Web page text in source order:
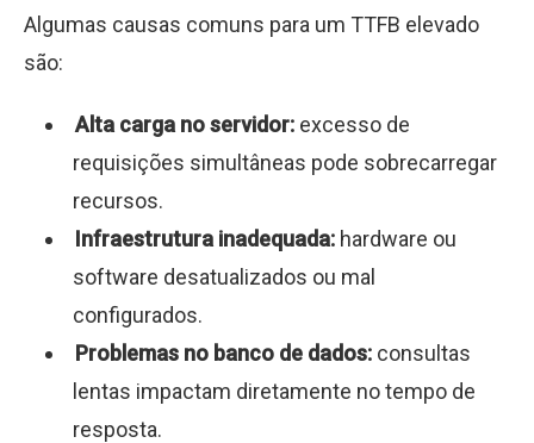
Algumas causas comuns para um TTFB elevado
são:
Alta carga no servidor: excesso de
requisições simultâneas pode sobrecarregar
recursos.
Infraestrutura inadequada: hardware ou
software desatualizados ou mal
configurados.
Problemas no banco de dados: consultas
lentas impactam diretamente no tempo de
resposta.